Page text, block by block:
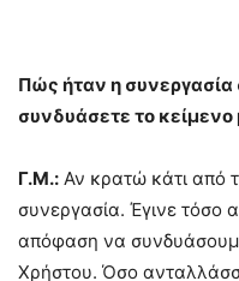
Πώς ήταν η
συνδυάσετε το κείμενο
Γ.Μ.: Αν κρατώ κάτι από
συνεργασία. Έγινε τόσο
απόφαση να
Χρήστου. Όσο